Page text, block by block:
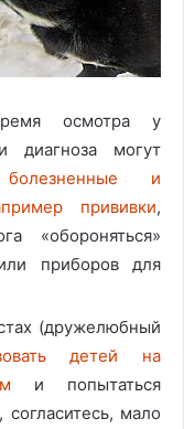
осмотра у
диагноза могут
болезненные и
прививки,
«обороняться»
приборов для
(дружелюбный
детей на
и попытаться
мало